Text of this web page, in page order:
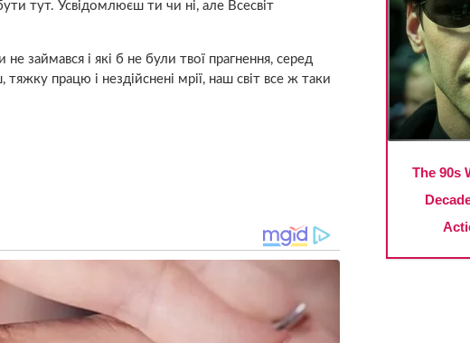
тут. Усвідомлюєш ти чи ні, але Всесвіт
займався і які б не були твої прагнення, серед
працю і нездійснені мрії, наш світ все ж таки